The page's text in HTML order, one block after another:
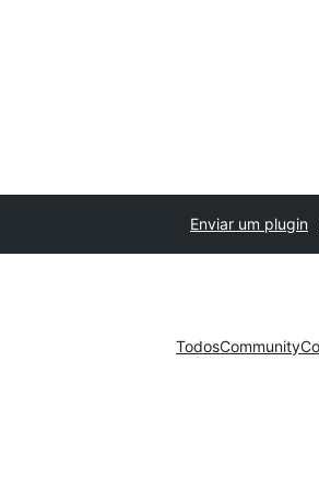
Enviar um plugin
TodosCommunity